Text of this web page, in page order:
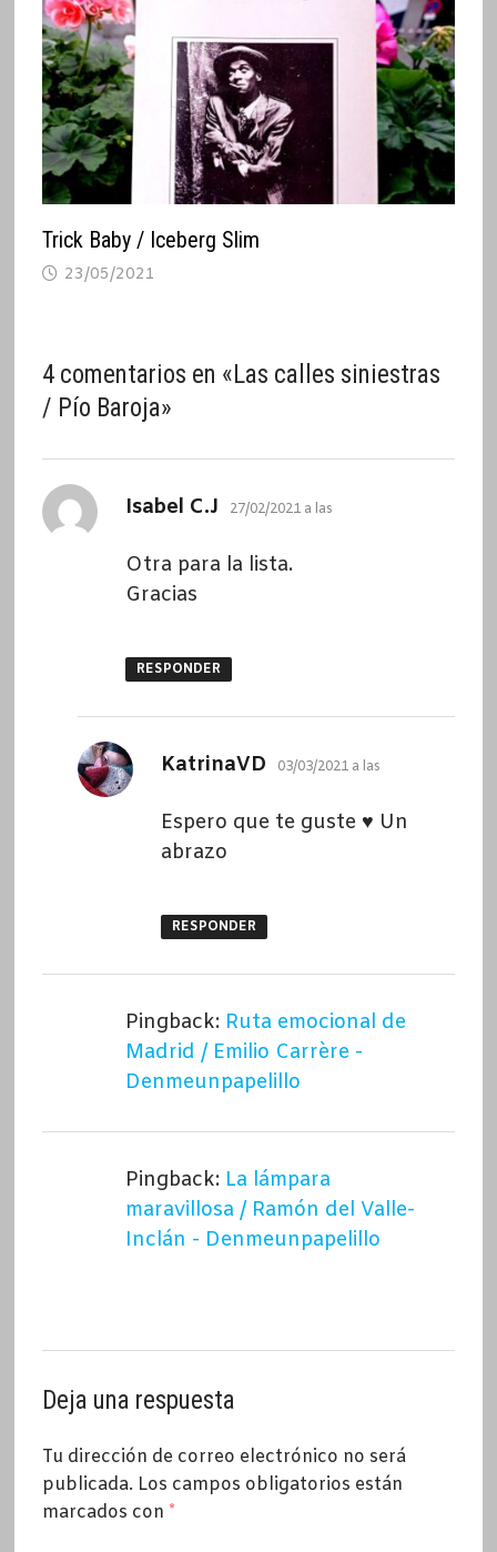
Trick Baby / Iceberg Slim
23/05/2021
4 comentarios en «Las calles siniestras
/ Pío Baroja»
Isabel C.J dice:
27/02/2021 a las
Otra para la lista.
Gracias
RESPONDER
KatrinaVD dice:
03/03/2021 a las
Espero que te guste ♥ Un
abrazo
RESPONDER
Pingback: Ruta emocional de
Madrid / Emilio Carrère -
Denmeunpapelillo
Pingback: La lámpara
maravillosa / Ramón del Valle-
Inclán - Denmeunpapelillo
Deja una respuesta
Tu dirección de correo electrónico no será
publicada. Los campos obligatorios están
marcados con *